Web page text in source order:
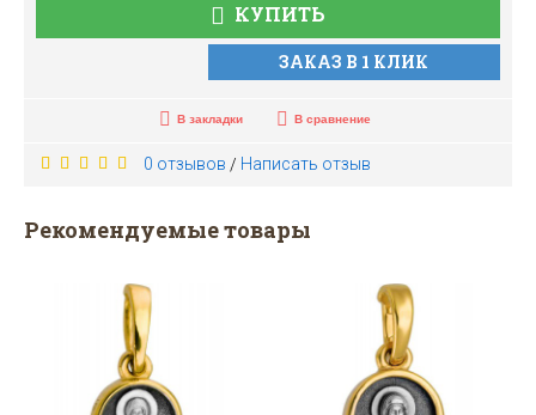
КУПИТЬ
ЗАКАЗ В 1 КЛИК
В закладки В сравнение
0 отзывов / Написать отзыв
Рекомендуемые товары